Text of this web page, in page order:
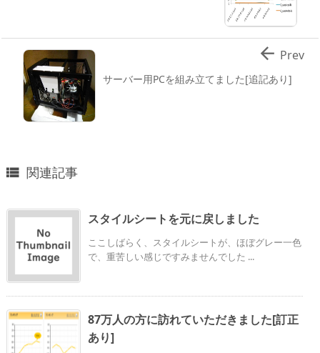
サーバー用PCを組み立てました[追記あり]
 Prev
 関連記事
スタイルシートを元に戻しました
ここしばらく、スタイルシートが、ほぼグレー一色
で、重苦しい感じですみませんでした ...
87万人の方に訪れていただきました[訂正
あり]